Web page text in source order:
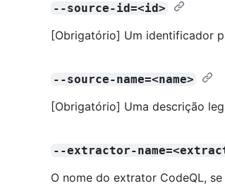
--source-id=<id>
[Obrigatório] Um identificador
--source-name=<name>
[Obrigatório] Uma descrição
--extractor-
O nome do extrator CodeQL,